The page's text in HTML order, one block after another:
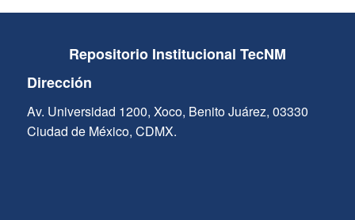
Repositorio Institucional TecNM
Dirección
Av. Universidad 1200, Xoco, Benito Juárez, 03330
Ciudad de México, CDMX.